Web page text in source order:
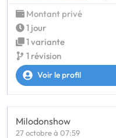
Montant privé
1 jour
1 variante
1 révision
Voir le profil
Milodonshow
27 octobre à 07:59